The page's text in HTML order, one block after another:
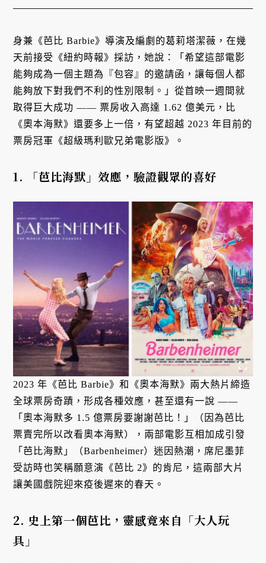
身兼《芭比 Barbie》導演及編劇的葛莉塔潔薇，在幾
天前接受《紐約時報》採訪，她說：「希望這部電影
能夠成為一個主題為『包容』的邀請函，讓每個人都
能夠放下對我們不利的性別限制。」從首映一週間就
取得巨大成功 —— 票房收入高達 1.62 億美元，比
《奧本海默》還要多上一倍，有望超越 2023 年目前的
票房冠軍《超級瑪利歐兄弟電影版》。
1. 「芭比海默」效應，驗證觀眾的喜好
2023 年《芭比 Barbie》和《奧本海默》兩大熱片締造
全球票房奇蹟，形成各種效應，甚至還有一說 ——
「奧本海默多 1.5 億票房要謝謝芭比！」（因為芭比
票賣完所以改看奧本海默），兩部電影互相加成引發
「芭比海默」（Barbenheimer）迷因熱潮，席尼墨菲
受訪時也笑稱願意演《芭比 2》的肯尼，這兩部大片
讓美國戲院迎來疫後遲來的春天。
2. 史上第一個芭比，靈感竟來自「大人玩
具」